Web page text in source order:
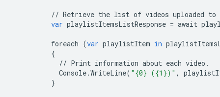
// Retrieve the list of videos uploaded to
var playlistItemsListResponse = await
foreach (var playlistItem in
{
// Print information about each video .
Console.WriteLine( "{0} ({1})" ,
}